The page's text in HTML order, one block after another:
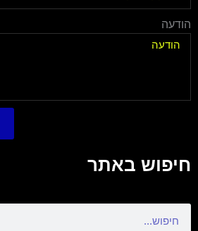
הודעה
חיפוש באתר